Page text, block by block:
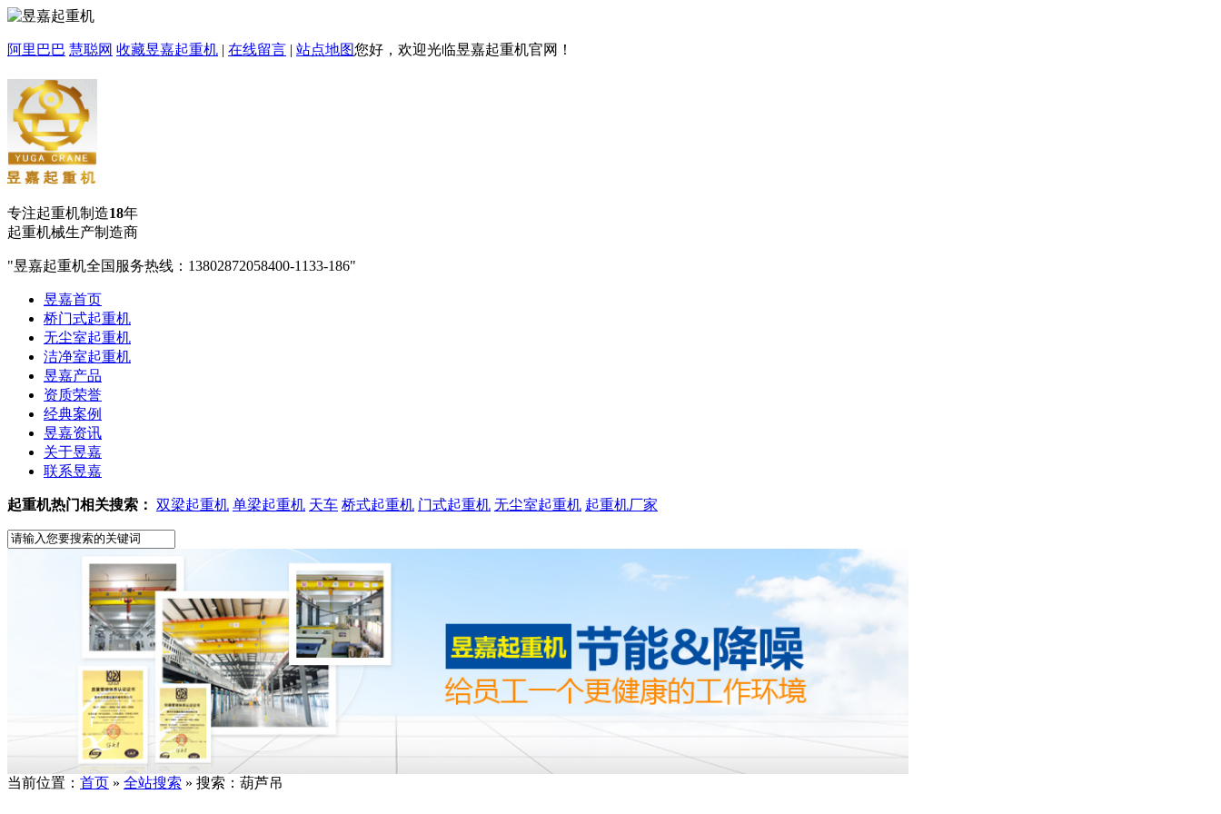
阿里巴巴 慧聪网 收藏昱嘉起重机 | 在线留言 | 站点地图您好，欢迎光临昱嘉起重机官网！
专注起重机制造18年
起重机械生产制造商
昱嘉起重机全国服务热线：13802872058400-1133-186
昱嘉首页
桥门式起重机
无尘室起重机
洁净室起重机
昱嘉产品
资质荣誉
经典案例
昱嘉资讯
关于昱嘉
联系昱嘉
起重机热门相关搜索： 双梁起重机 单梁起重机 天车 桥式起重机 门式起重机 无尘室起重机 起重机厂家
当前位置： 首页 » 全站搜索 » 搜索：葫芦吊